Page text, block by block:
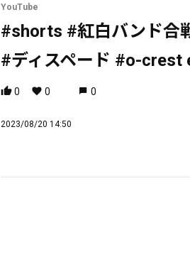
YouTube
#shorts #紅白バンド合
#ディスペード #o-crest
0 0 0
2023/08/20 14:50